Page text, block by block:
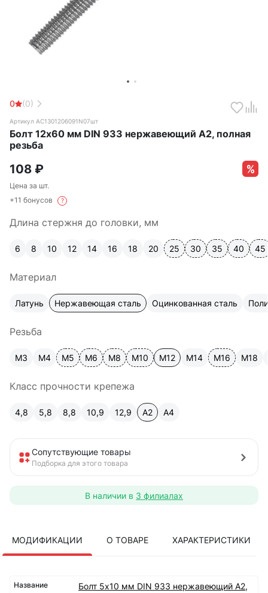
0 (0)
Артикул АС1301206091N07шт
Болт 12х60 мм DIN 933 нержавеющий А2, полная
резьба
108 ₽
Цена за шт.
+11 бонусов
?
Длина стержня до головки, мм
6 8 10 12 14 16 18 20 25 30 35 40 45
Материал
Латунь Нержавеющая сталь Оцинкованная сталь
Резьба
М3 М4 М5 М6 М8 М10 М12 М14 М16 М18
Класс прочности крепежа
4,8 5,8 8,8 10,9 12,9 A2 А4
Сопутствующие товары
Подборка для этого товара
В наличии в 3 филиалах
МОДИФИКАЦИИ О ТОВАРЕ ХАРАКТЕРИСТИКИ
Болт 5х10 мм DIN 933 нержавеющий А2,